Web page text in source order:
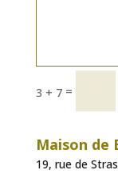
3 + 7 =
Maison de
19, rue de